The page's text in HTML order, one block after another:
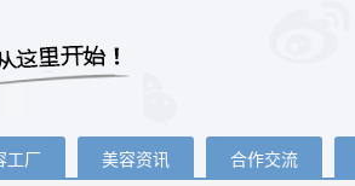
工厂 美容资讯 合作交流